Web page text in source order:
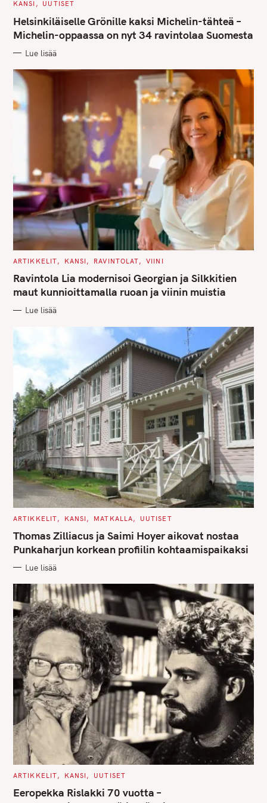
C
T
E
G
O
I
S
KANSI UUTISET
Helsinkiläiselle Grönille kaksi Michelin-tähteä –
Michelin-oppaassa on nyt 34 ravintolaa Suomesta
Lue lisää
C
T
E
G
O
I
ARTIKKELIT KANSI RAVINTOLAT VIINI
Ravintola Lia modernisoi Georgian ja Silkkitien
maut kunnioittamalla ruoan ja viinin muistia
Lue lisää
C
T
E
G
O
I
S
ARTIKKELIT KANSI MATKALLA UUTISET
Thomas Zilliacus ja Saimi Hoyer aikovat nostaa
Punkaharjun korkean profiilin kohtaamispaikaksi
Lue lisää
C
T
E
ARTIKKELIT KANSI UUTISET
Eeropekka Rislakki 70 vuotta –
r
c
h
f